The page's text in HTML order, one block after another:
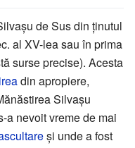
de Sus din ținutul
al XV-lea sau în prima
surse precise). Acesta
din apropiere,
Silvașu
a nevoit vreme de mai
și unde a fost